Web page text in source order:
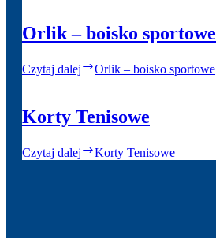
Orlik – boisko sportowe
Czytaj dalej Orlik – boisko sportowe
Korty Tenisowe
Czytaj dalej Korty Tenisowe